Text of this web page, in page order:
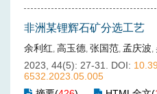
非洲某锂辉石矿分选工艺
余利红, 高玉德, 张国范, 孟庆波,
2023, 44(5): 27-31.
DOI:
6532.2023.05.005